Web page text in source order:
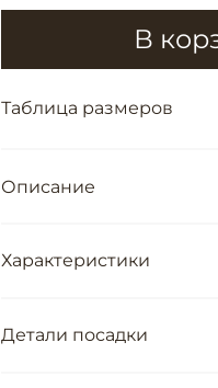
В
Таблица размеров
Описание
Характеристики
Детали посадки